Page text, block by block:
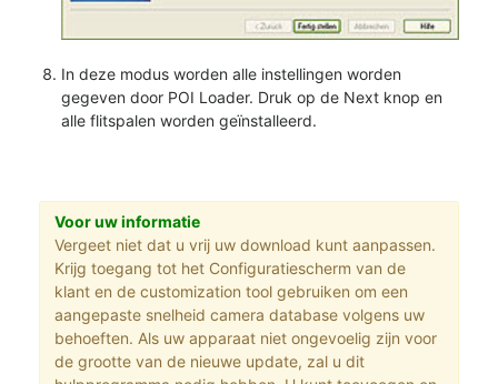
In deze modus worden alle instellingen worden
gegeven door POI Loader. Druk op de Next knop en
alle flitspalen worden geïnstalleerd.
Voor uw informatie
Vergeet niet dat u vrij uw download kunt aanpassen.
Krijg toegang tot het Configuratiescherm van de
klant en de customization tool gebruiken om een
aangepaste snelheid camera database volgens uw
behoeften. Als uw apparaat niet ongevoelig zijn voor
de grootte van de nieuwe update, zal u dit